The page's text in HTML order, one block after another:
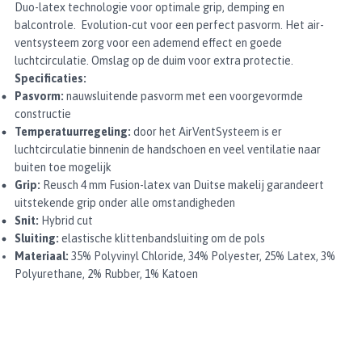
Duo-latex technologie voor optimale grip, demping en
balcontrole. Evolution-cut voor een perfect pasvorm. Het air-
ventsysteem zorg voor een ademend effect en goede
luchtcirculatie. Omslag op de duim voor extra protectie.
Specificaties:
Pasvorm: nauwsluitende pasvorm met een voorgevormde
constructie
Temperatuurregeling: door het AirVentSysteem is er
luchtcirculatie binnenin de handschoen en veel ventilatie naar
buiten toe mogelijk
Grip: Reusch 4 mm Fusion-latex van Duitse makelij garandeert
uitstekende grip onder alle omstandigheden
Snit: Hybrid cut
Sluiting: elastische klittenbandsluiting om de pols
Materiaal: 35% Polyvinyl Chloride, 34% Polyester, 25% Latex, 3%
Polyurethane, 2% Rubber, 1% Katoen